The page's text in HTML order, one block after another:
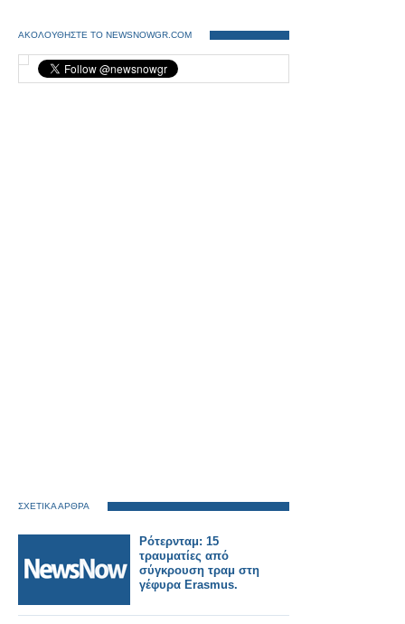
ΑΚΟΛΟΥΘΗΣΤΕ ΤΟ NEWSNOWGR.COM
ΣΧΕΤΙΚΑ ΑΡΘΡΑ
Ρότερνταμ: 15
τραυματίες από
σύγκρουση τραμ στη
γέφυρα Erasmus.